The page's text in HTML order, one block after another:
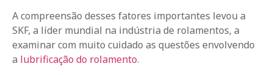
A compreensão desses fatores importantes levou a
SKF, a líder mundial na indústria de rolamentos, a
examinar com muito cuidado as questões envolvendo
a lubrificação do rolamento.